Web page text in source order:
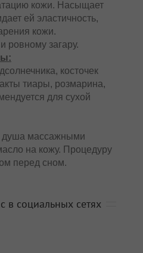
кожи. Насыщает
ей эластичность,
кожи.
ровному загару.
косточек
тиары, розмарина,
для сухой
душа массажными
на кожу. Процедуру
перед сном.
в социальных сетях